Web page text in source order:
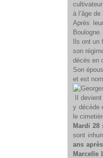
à l’âge
Après
Boulogne.
Ils ont un
son
décès en
Son
et est
Il
y décède
le
Mardi 28
sont
ans après
Marcelle